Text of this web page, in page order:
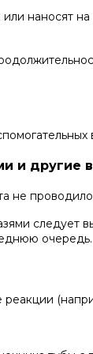
наносят
и другие
не
следует
очередь.